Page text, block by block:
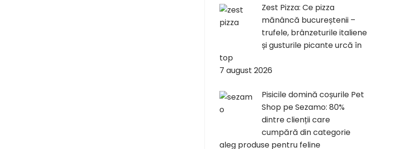
Zest Pizza: Ce pizza
mănâncă bucureștenii –
trufele, brânzeturile italiene
și gusturile picante urcă în
top
7 august 2026
Pisicile domină coșurile Pet
Shop pe Sezamo: 80%
dintre clienții care
cumpără din categorie
aleg produse pentru feline